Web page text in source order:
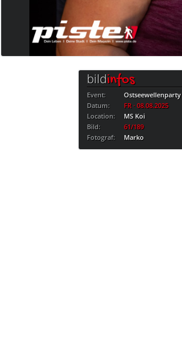
bildinfos
Event:
Ostseewellenparty
Datum:
FR · 08.08.2025
Location:
MS Koi
Bild:
61/189
Fotograf:
Marko